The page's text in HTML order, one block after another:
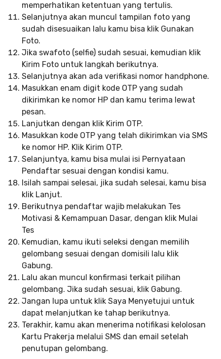
memperhatikan ketentuan yang tertulis.
Selanjutnya akan muncul tampilan foto yang
sudah disesuaikan lalu kamu bisa klik Gunakan
Foto.
Jika swafoto (selfie) sudah sesuai, kemudian klik
Kirim Foto untuk langkah berikutnya.
Selanjutnya akan ada verifikasi nomor handphone.
Masukkan enam digit kode OTP yang sudah
dikirimkan ke nomor HP dan kamu terima lewat
pesan.
Lanjutkan dengan klik Kirim OTP.
Masukkan kode OTP yang telah dikirimkan via SMS
ke nomor HP. Klik Kirim OTP.
Selanjuntya, kamu bisa mulai isi Pernyataan
Pendaftar sesuai dengan kondisi kamu.
Isilah sampai selesai, jika sudah selesai, kamu bisa
klik Lanjut.
Berikutnya pendaftar wajib melakukan Tes
Motivasi & Kemampuan Dasar, dengan klik Mulai
Tes
Kemudian, kamu ikuti seleksi dengan memilih
gelombang sesuai dengan domisili lalu klik
Gabung.
Lalu akan muncul konfirmasi terkait pilihan
gelombang. Jika sudah sesuai, klik Gabung.
Jangan lupa untuk klik Saya Menyetujui untuk
dapat melanjutkan ke tahap berikutnya.
Terakhir, kamu akan menerima notifikasi kelolosan
Kartu Prakerja melalui SMS dan email setelah
penutupan gelombang.